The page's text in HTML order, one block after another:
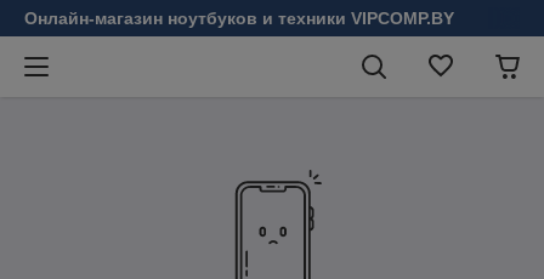
Онлайн-магазин ноутбуков и техники VIPCOMP.BY